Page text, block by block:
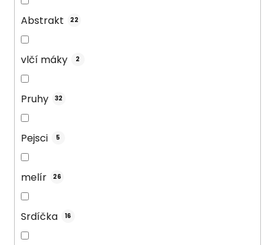
Abstrakt 22
vlčí máky 2
Pruhy 32
Pejsci 5
melír 26
Srdíčka 16